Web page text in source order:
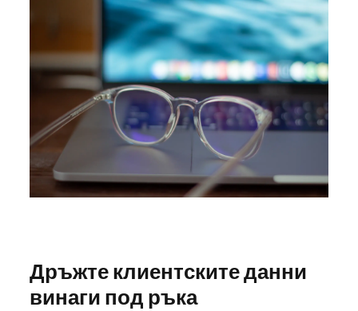
Дръжте клиентските данни
винаги под ръка